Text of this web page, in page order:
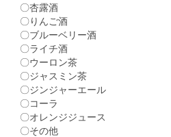
〇杏露酒
〇りんご酒
〇ブルーベリー酒
〇ライチ酒
〇ウーロン茶
〇ジャスミン茶
〇ジンジャーエール
〇コーラ
〇オレンジジュース
〇その他